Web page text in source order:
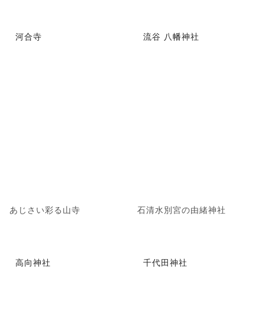
河合寺
あじさい彩る山寺
流谷 八幡神社
石清水別宮の由緒神社
高向神社 千代田神社